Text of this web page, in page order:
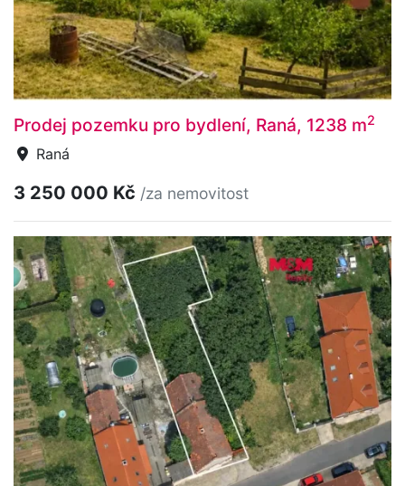
Prodej pozemku pro bydlení, Raná, 1238 m2
Raná
3 250 000 Kč /za nemovitost